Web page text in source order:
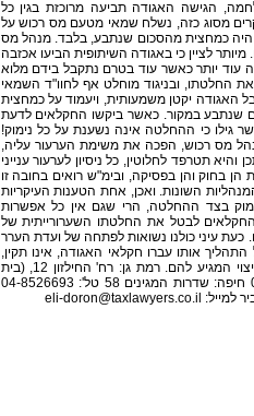
הגישה האגודה תביעה מרוכזת בגין כל
מסוג כזה, נשלח שמאי מטעם מס רכוש על
כמחצית מהסכום שנתבע, בלבד. מנהל מס
לציין כי באגודה השיתופית הביעו אכזבה
יותר כאשר עוד בטרם נתקבל בידם מלוא
החלטתו, ובניגוד מוחלט אף לחוו"ד השמאי
האגודה יקטן משמעותית, ויעמוד על כמחצית
שנתבע במקור. כאשר ביקשו החקלאים לדעת
גילו כי ההחלטה אינה נשענת על כל נימוק!
מס רכוש, הפכה את משימת הערעור עליה,
תטרפד לחלוטין, כל ניסיון לערעור ענייני
בחוק והן בפסיקה, ובימ"ש רואים בחובה זו
השונות. ואכן, אחת הטענות העיקריות
בצד ההחלטה, הרי שגם אין כל אפשרות
החקלאים לבטל את החלטתו השערורייתית של
עיני כולנו נשואות לפתחה של ועדת הערר
התהליך אותו עברו חקלאי האגודה, אינו תקין,
וזאת אף ללא צורך להכנס לשאלה מהו סכום הפיצוי המגיע להם. רמת גן: רח' החילזון 12, (בית
הקריסטל) טל': 03-6127446, פקס: 03-6127449 חיפה: שדרות המגינים 58 טל': 04-8526693
eli-doron@taxlawyers.co.il